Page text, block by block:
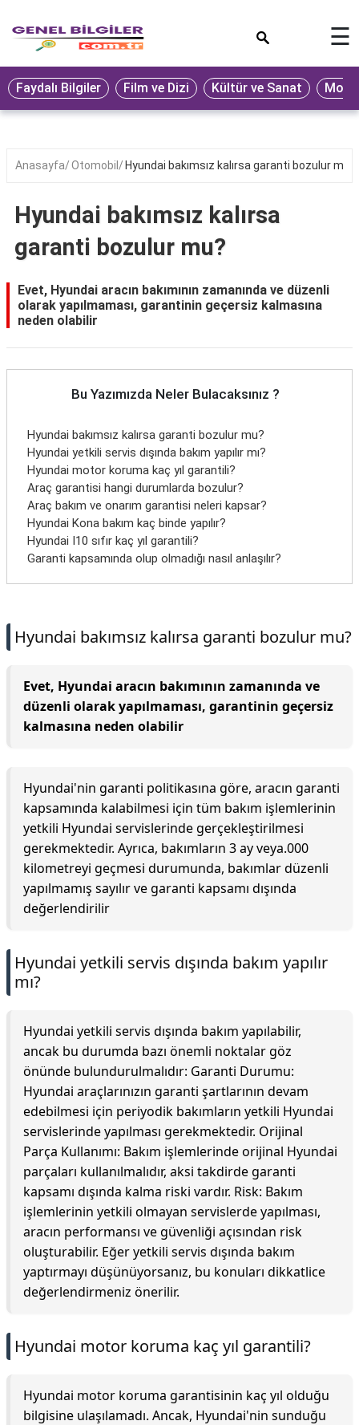
Eğitim
Ekonomi
Seyahat
Oyun
Yaşam
Hukuk
Blog
☰
Faydalı Bilgiler Film ve Dizi Kültür ve Sanat
Anasayfa Otomobil Hyundai bakımsız kalırsa garanti bozulur mu?
Hyundai bakımsız kalırsa
garanti bozulur mu?
Evet, Hyundai aracın bakımının zamanında ve düzenli
olarak yapılmaması, garantinin geçersiz kalmasına
neden olabilir
Bu Yazımızda Neler Bulacaksınız ?
Hyundai bakımsız kalırsa garanti bozulur mu?
Hyundai yetkili servis dışında bakım yapılır mı?
Hyundai motor koruma kaç yıl garantili?
Araç garantisi hangi durumlarda bozulur?
Araç bakım ve onarım garantisi neleri kapsar?
Hyundai Kona bakım kaç binde yapılır?
Hyundai I10 sıfır kaç yıl garantili?
Garanti kapsamında olup olmadığı nasıl anlaşılır?
Hyundai bakımsız kalırsa garanti bozulur mu?
Evet, Hyundai aracın bakımının zamanında ve
düzenli olarak yapılmaması, garantinin geçersiz
kalmasına neden olabilir
Hyundai'nin garanti politikasına göre, aracın garanti
kapsamında kalabilmesi için tüm bakım işlemlerinin
yetkili Hyundai servislerinde gerçekleştirilmesi
gerekmektedir. Ayrıca, bakımların 3 ay veya.000
kilometreyi geçmesi durumunda, bakımlar düzenli
yapılmamış sayılır ve garanti kapsamı dışında
değerlendirilir
Hyundai yetkili servis dışında bakım yapılır
mı?
Hyundai yetkili servis dışında bakım yapılabilir,
ancak bu durumda bazı önemli noktalar göz
önünde bulundurulmalıdır: Garanti Durumu:
Hyundai araçlarınızın garanti şartlarının devam
edebilmesi için periyodik bakımların yetkili Hyundai
servislerinde yapılması gerekmektedir. Orijinal
Parça Kullanımı: Bakım işlemlerinde orijinal Hyundai
parçaları kullanılmalıdır, aksi takdirde garanti
kapsamı dışında kalma riski vardır. Risk: Bakım
işlemlerinin yetkili olmayan servislerde yapılması,
aracın performansı ve güvenliği açısından risk
oluşturabilir. Eğer yetkili servis dışında bakım
yaptırmayı düşünüyorsanız, bu konuları dikkatlice
değerlendirmeniz önerilir.
Hyundai motor koruma kaç yıl garantili?
Hyundai motor koruma garantisinin kaç yıl olduğu
bilgisine ulaşılamadı. Ancak, Hyundai'nin sunduğu